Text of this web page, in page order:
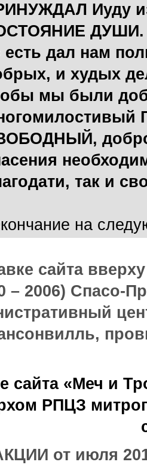
Иуду
ДУШИ.
есть дал нам
и худых
мы были
так и
на
сайта
– 2006) Спасо-
сайта «Меч и
РПЦЗ
от июля